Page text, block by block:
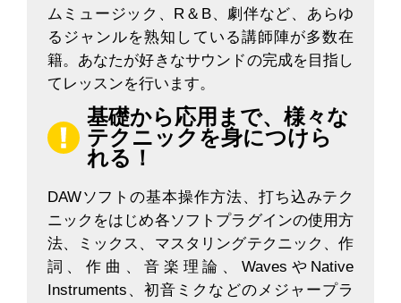
ムミュージック、R＆B、劇伴など、あらゆ
るジャンルを熟知している講師陣が多数在
籍。あなたが好きなサウンドの完成を目指し
てレッスンを行います。
基礎から応用まで、様々な
テクニックを身につけら
れる！
DAWソフトの基本操作方法、打ち込みテク
ニックをはじめ各ソフトプラグインの使用方
法、ミックス、マスタリングテクニック、作
詞、作曲、音楽理論、WavesやNative
Instruments、初音ミクなどのメジャープラ